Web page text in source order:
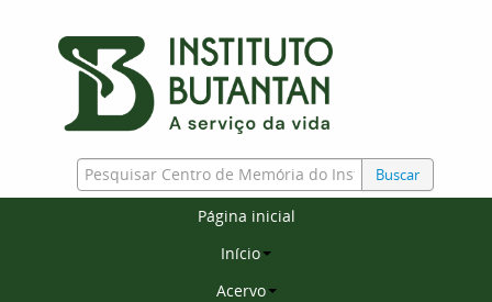
Buscar
Página inicial
Início
Acervo